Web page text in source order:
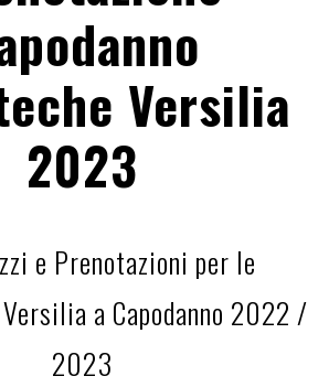
Versilia
2023
e Prenotazioni per le
a Capodanno 2022 /
2023